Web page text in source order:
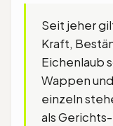
Seit jeher
Kraft,
Eichenlaub
Wappen
einzeln
als